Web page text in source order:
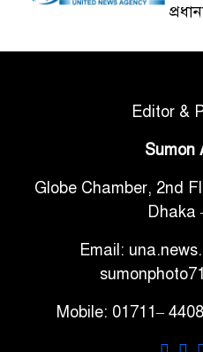
বলছে
Editor &
Sumon
Globe Chamber, 2nd
Dhaka
Email:
Mobile: 01711–